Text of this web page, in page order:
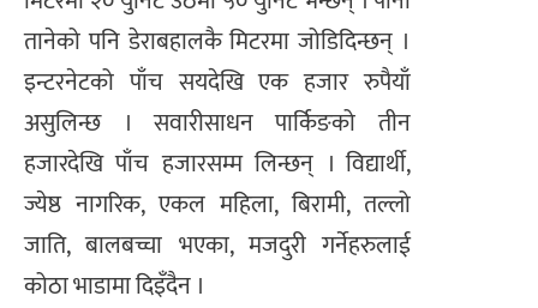
तानेको पनि डेराबहालकै मिटरमा जोडिदिन्छन् ।
इन्टरनेटको पाँच सयदेखि एक हजार रुपैयाँ
असुलिन्छ । सवारीसाधन पार्किङको तीन
हजारदेखि पाँच हजारसम्म लिन्छन् । विद्यार्थी,
ज्येष्ठ नागरिक, एकल महिला, बिरामी, तल्लो
जाति, बालबच्चा भएका, मजदुरी गर्नेहरुलाई
कोठा भाडामा दिइँदैन ।